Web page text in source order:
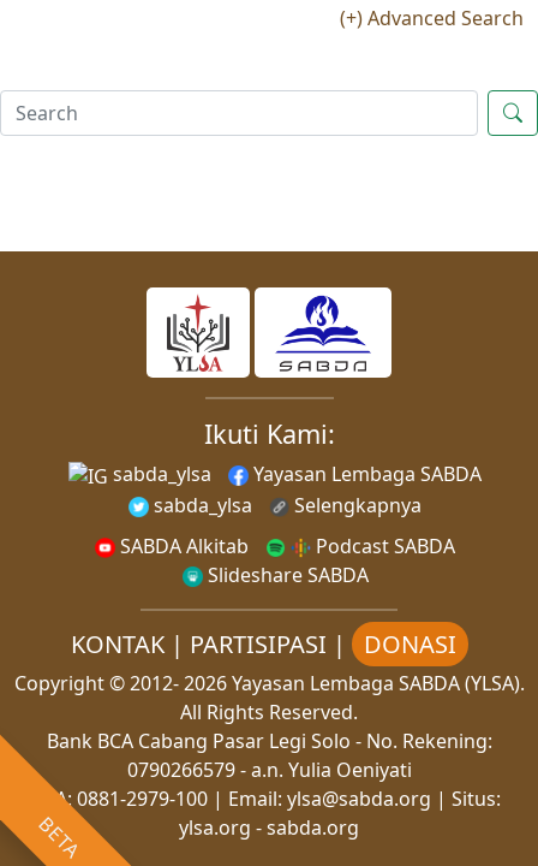
BETA
(+) Advanced Search
Ikuti Kami:
sabda_ylsa
Yayasan Lembaga SABDA
sabda_ylsa
Selengkapnya
SABDA Alkitab
Podcast SABDA
Slideshare SABDA
KONTAK| PARTISIPASI | DONASI
Copyright© 2012-2026Yayasan Lembaga SABDA (YLSA).
All Rights Reserved.
Bank BCA Cabang Pasar Legi Solo - No. Rekening:
0790266579 - a.n. Yulia Oeniyati
WA: 0881-2979-100| Email: ylsa@sabda.org | Situs:
ylsa.org -sabda.org